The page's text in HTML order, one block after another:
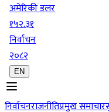
अमेरिकी डलर
१५२.३१
निर्वाचन
२०८२
EN
निर्वाचनराजनीतिप्रमुख समाचार